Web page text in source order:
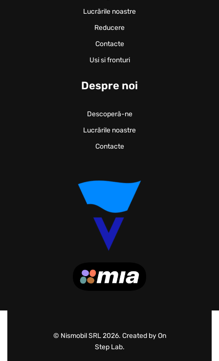
Lucrările noastre
Reducere
Contacte
Usi si fronturi
Despre noi
Descoperă-ne
Lucrările noastre
Contacte
© Nismobil SRL 2026. Created by On
Step Lab.